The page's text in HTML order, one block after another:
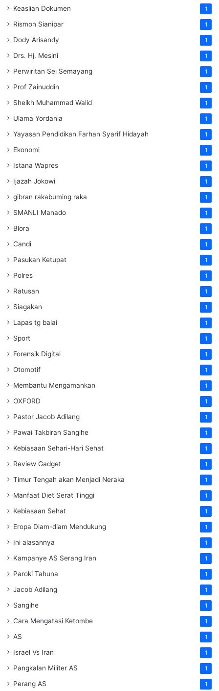
Keaslian Dokumen 1
Rismon Sianipar 1
Dody Arisandy 1
Drs. Hj. Mesini 1
Perwiritan Sei Semayang 1
Prof Zainuddin 1
Sheikh Muhammad Walid 1
Ulama Yordania 1
Yayasan Pendidikan Farhan Syarif Hidayah 1
Ekonomi 1
Istana Wapres 1
Ijazah Jokowi 1
gibran rakabuming raka 1
SMANLI Manado 1
Blora 1
Candi 1
Pasukan Ketupat 1
Polres 1
Ratusan 1
Siagakan 1
Lapas tg balai 1
Sport 1
Forensik Digital 1
Otomotif 1
Membantu Mengamankan 1
OXFORD 1
Pastor Jacob Adilang 1
Pawai Takbiran Sangihe 1
Kebiasaan Sehari-Hari Sehat 1
Review Gadget 1
Timur Tengah akan Menjadi Neraka 1
Manfaat Diet Serat Tinggi 1
Kebiasaan Sehat 1
Eropa Diam-diam Mendukung 1
Ini alasannya 1
Kampanye AS Serang Iran 1
Paroki Tahuna 1
Jacob Adilang 1
Sangihe 1
Cara Mengatasi Ketombe 1
AS 1
Israel Vs Iran 1
Pangkalan Militer AS 1
Perang AS 1